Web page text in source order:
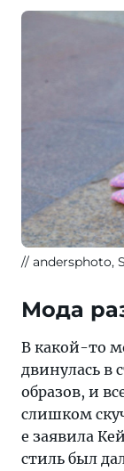
andersphoto,
Мода
В какой-то
двинулась в
образов, и
слишком
е заявила
стиль был